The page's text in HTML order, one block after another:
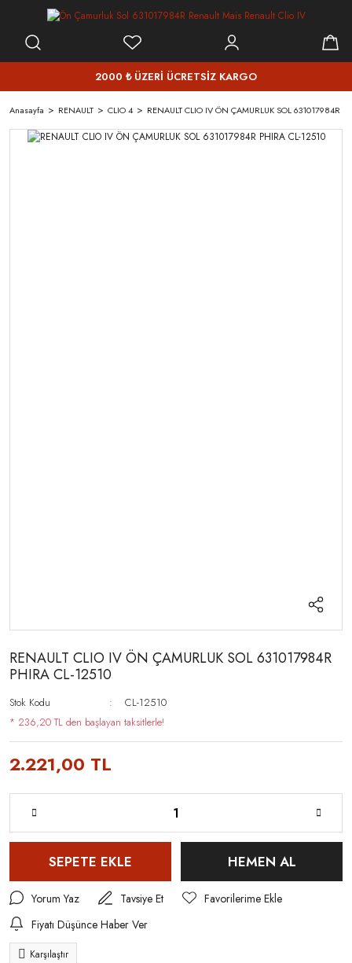
2000 ₺ ÜZERİ ÜCRETSİZ KARGO
Anasayfa RENAULT CLIO 4 RENAULT CLIO IV ÖN ÇAMURLUK SOL 631017984R
RENAULT CLIO IV ÖN ÇAMURLUK SOL 631017984R
PHIRA CL-12510
Stok Kodu
CL-12510
* 236,20 TL den başlayan taksitlerle!
2.221,00 TL
SEPETE EKLE HEMEN AL
Yorum Yaz
Tavsiye Et
Fiyatı Düşünce Haber Ver
Karşılaştır